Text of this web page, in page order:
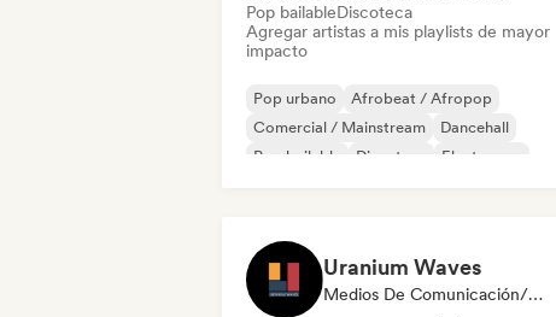
Pop bailableDiscoteca
Agregar artistas a mis playlists de mayor
impacto
Pop urbano
Afrobeat / Afropop
Comercial / Mainstream
Dancehall
Pop bailable
Discoteca
Electropop
Uranium Waves
Medios De Comunicación/Periodista